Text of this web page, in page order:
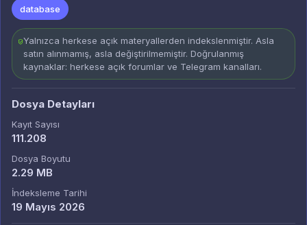
database
Yalnızca herkese açık materyallerden indekslenmiştir. Asla
satın alınmamış, asla değiştirilmemiştir. Doğrulanmış
kaynaklar: herkese açık forumlar ve Telegram kanalları.
Dosya Detayları
Kayıt Sayısı
111.208
Dosya Boyutu
2.29 MB
İndeksleme Tarihi
19 Mayıs 2026